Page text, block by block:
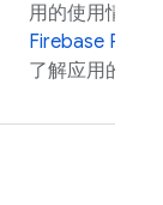
用的使用情况
Firebase
了解应用的性